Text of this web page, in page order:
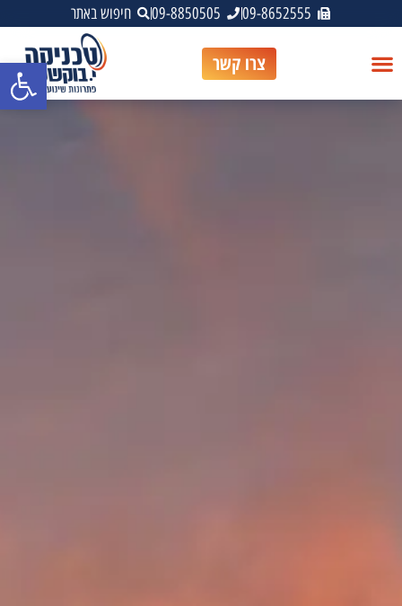
09-8652555
09-8850505 חיפוש באתר
צרו קשר פתח